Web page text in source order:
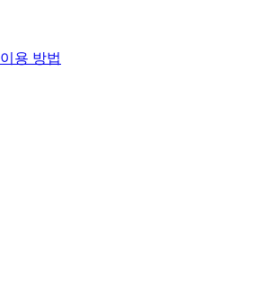
용 방법